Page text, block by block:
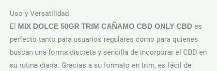
Uso y Versatilidad
El
MIX DOLCE 50GR TRIM CAÑAMO CBD ONLY CBD es
perfecto tanto para usuarios regulares como para quienes
buscan una forma discreta y sencilla de incorporar el CBD en
su rutina diaria. Gracias a su formato en trim, es fácil de